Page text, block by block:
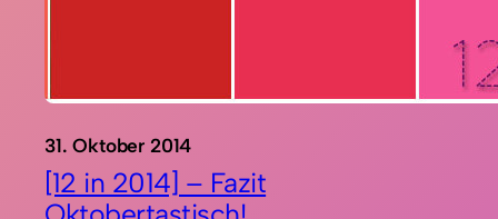
31. Oktober 2014
[12 in 2014] – Fazit